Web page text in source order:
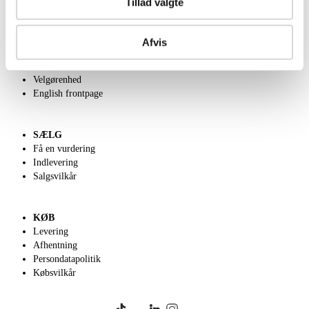
Afvis
Velgørenhed
English frontpage
SÆLG
Få en vurdering
Indlevering
Salgsvilkår
KØB
Levering
Afhentning
Persondatapolitik
Købsvilkår